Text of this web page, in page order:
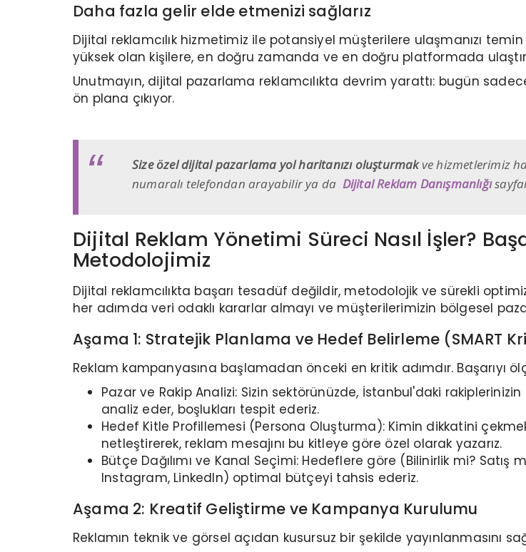
Daha fazla gelir elde etmenizi sağlarız
Dijital reklamcılık hizmetimiz ile potansiyel müşterilere ulaşmanızı
yüksek olan kişilere, en doğru zamanda ve en doğru platformada
Unutmayın, dijital pazarlama reklamcılıkta devrim yarattı: bugün
ön plana çıkıyor.
Size özel dijital pazarlama yol haritanızı oluşturmakve hizmetlerimiz
numaralı telefondan arayabilir ya da Dijital Reklam Danışmanlığı
Dijital Reklam Yönetimi Süreci Nasıl İşler?
Metodolojimiz
Dijital reklamcılıkta başarı tesadüf değildir, metodolojik ve sürekli
her adımda veri odaklı kararlar almayı ve müşterilerimizin bölgesel
Aşama 1: Stratejik Planlama ve Hedef Belirleme (SMART
Reklam kampanyasına başlamadan önceki en kritik adımdır. Başarıyı
Pazar ve Rakip Analizi: Sizin sektörünüzde, İstanbul'daki
analiz eder, boşlukları tespit ederiz.
Hedef Kitle Profillemesi (Persona Oluşturma): Kimin dikkatini
netleştirerek, reklam mesajını bu kitleye göre özel olarak yazarız.
Bütçe Dağılımı ve Kanal Seçimi: Hedeflere göre (Bilinirlik mi?
Instagram, LinkedIn) optimal bütçeyi tahsis ederiz.
Aşama 2: Kreatif Geliştirme ve Kampanya Kurulumu
Reklamın teknik ve görsel açıdan kusursuz bir şekilde yayınlanmasını